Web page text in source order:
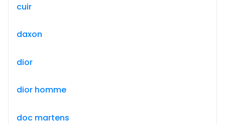
cuir
daxon
dior
dior homme
doc martens